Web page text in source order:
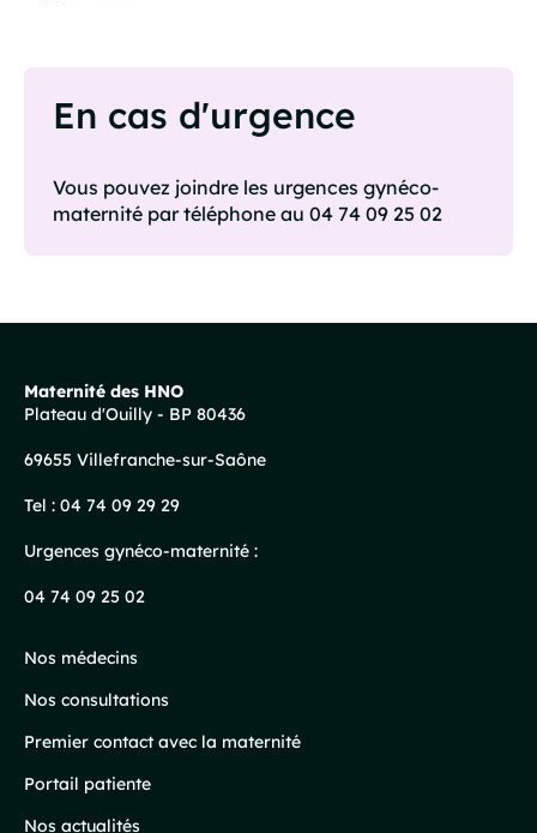
En cas d'urgence
Vous pouvez joindre les urgences gynéco-
maternité par téléphone au 04 74 09 25 02
de
page
Maternité des HNO
Plateau d'Ouilly - BP 80436
69655 Villefranche-sur-Saône
Tel : 04 74 09 29 29
Urgences gynéco-maternité :
04 74 09 25 02
Nos médecins
Nos consultations
Premier contact avec la maternité
Portail patiente
Nos actualités